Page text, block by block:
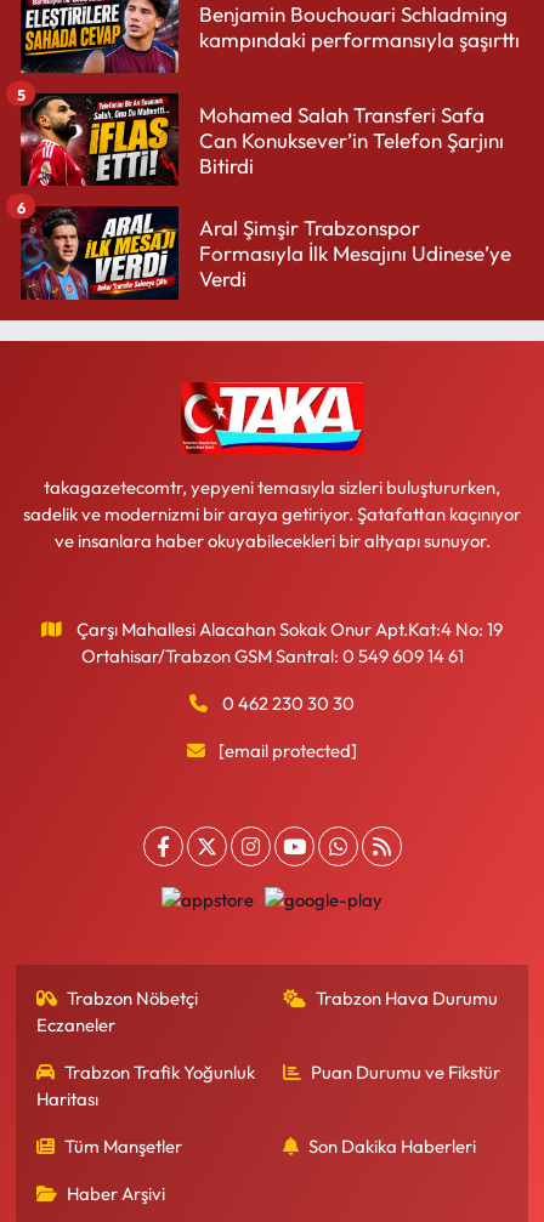
Benjamin Bouchouari Schladming
kampındaki performansıyla şaşırttı
Mohamed Salah Transferi Safa
Can Konuksever’in Telefon Şarjını
Bitirdi
5
Aral Şimşir Trabzonspor
Formasıyla İlk Mesajını Udinese’ye
Verdi
6
takagazetecomtr, yepyeni temasıyla sizleri buluştururken,
sadelik ve modernizmi bir araya getiriyor. Şatafattan kaçınıyor
ve insanlara haber okuyabilecekleri bir altyapı sunuyor.
Çarşı Mahallesi Alacahan Sokak Onur Apt.Kat:4 No: 19
Ortahisar/Trabzon GSM Santral: 0 549 609 14 61
0 462 230 30 30
[email protected]
Trabzon Nöbetçi
Eczaneler
Trabzon Hava Durumu
Trabzon Trafik Yoğunluk
Haritası
Puan Durumu ve Fikstür
Tüm Manşetler Son Dakika Haberleri
Haber Arşivi